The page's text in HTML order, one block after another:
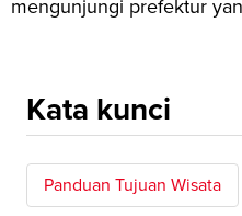
mengunjungi prefektur
Kata kunci
Panduan Tujuan Wisata